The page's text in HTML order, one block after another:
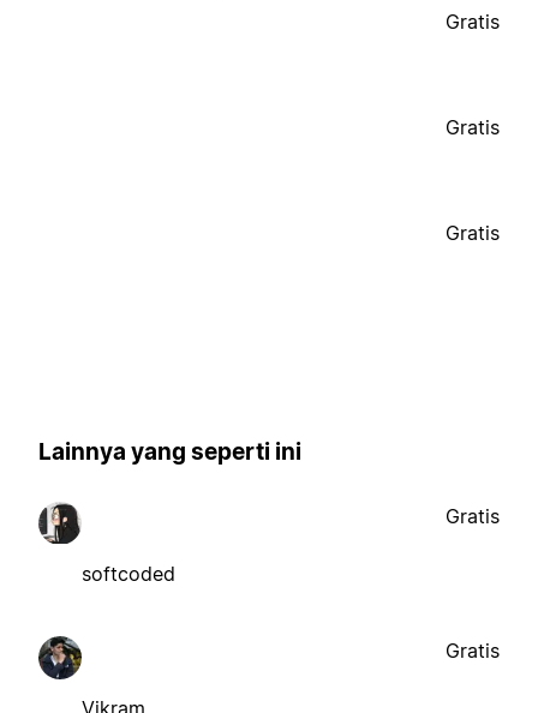
Gratis
Gratis
Gratis
Lainnya yang seperti ini
softcoded
Gratis
Vikram
Gratis